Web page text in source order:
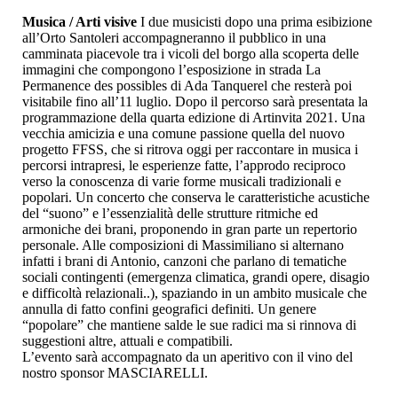
Musica / Arti visiveI due musicisti dopo una prima esibizione
all’Orto Santoleri accompagneranno il pubblico in una
camminata piacevole tra i vicoli del borgo alla scoperta delle
immagini che compongono l’esposizione in strada La
Permanence des possibles di Ada Tanquerel che resterà poi
visitabile fino all’11 luglio. Dopo il percorso sarà presentata la
programmazione della quarta edizione di Artinvita 2021. Una
vecchia amicizia e una comune passione quella del nuovo
progetto FFSS, che si ritrova oggi per raccontare in musica i
percorsi intrapresi, le esperienze fatte, l’approdo reciproco
verso la conoscenza di varie forme musicali tradizionali e
popolari. Un concerto che conserva le caratteristiche acustiche
del “suono” e l’essenzialità delle strutture ritmiche ed
armoniche dei brani, proponendo in gran parte un repertorio
personale. Alle composizioni di Massimiliano si alternano
infatti i brani di Antonio, canzoni che parlano di tematiche
sociali contingenti (emergenza climatica, grandi opere, disagio
e difficoltà relazionali..), spaziando in un ambito musicale che
annulla di fatto confini geografici definiti. Un genere
“popolare” che mantiene salde le sue radici ma si rinnova di
suggestioni altre, attuali e compatibili.
L’evento sarà accompagnato da un aperitivo con il vino del
nostro sponsor MASCIARELLI.